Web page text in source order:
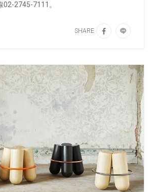
02-2745-7111。
SHARE